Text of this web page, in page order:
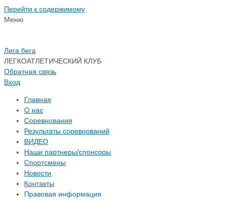
Перейти к содержимому
Меню
Лига бега
ЛЕГКОАТЛЕТИЧЕСКИЙ КЛУБ
Обратная связь
Вход
Главная
О нас
Соревнования
Результаты соревнований
ВИДЕО
Наши партнеры/спонсоры
Спортсмены
Новости
Контакты
Правовая информация